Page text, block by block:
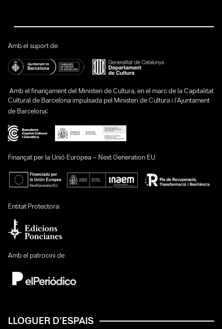
Amb el suport de:
Amb el finançament del Ministeri de Cultura, en el marc de la Capitalitat
Cultural de Barcelona impulsada pel Ministeri de Cultura i l’Ajuntament
de Barcelona:
Finançat per la Unió Europea – Next Generation EU:
Entitat Protectora:
Amb el patrocini de:
LLOGUER D’ESPAIS